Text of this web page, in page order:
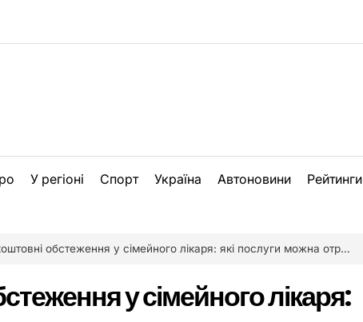
У регіоні Спорт Україна Автоновини Рейтинги
обстеження у сімейного лікаря: які послуги можна отримати
у сімейного лікаря: